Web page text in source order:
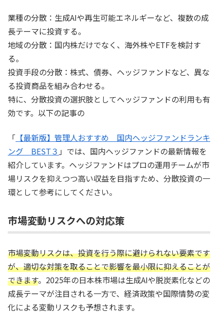
業種の分散：生成AIや再生可能エネルギーなど、複数の成
長テーマに投資する。
地域の分散：国内株だけでなく、海外株やETFを検討す
る。
投資手段の分散：株式、債券、ヘッジファンドなど、異な
る投資商品を組み合わせる。
特に、分散投資の選択肢としてヘッジファンドの利用も有
効です。以下の記事の
「 【最新版】管理人おすすめ 国内ヘッジファンドランキ
ング BEST３ 」では、国内ヘッジファンドの最新情報を
紹介しています。ヘッジファンドはプロの運用チームが市
場リスクを抑えつつ高い収益を目指すため、分散投資の一
環として参考にしてください。
市場変動リスクへの対応策
市場変動リスクは、投資を行う際に避けられない要素です
が、適切な対策を取ることで影響を最小限に抑えることが
できます。2025年の日本株市場は生成AIや脱炭素化などの
成長テーマが注目される一方で、経済政策や国際情勢の変
化による変動リスクも予想されます。